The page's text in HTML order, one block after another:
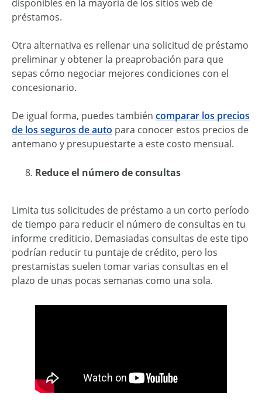
disponibles en la mayoría de los sitios web de
préstamos.
Otra alternativa es rellenar una solicitud de préstamo
preliminar y obtener la preaprobación para que
sepas cómo negociar mejores condiciones con el
concesionario.
De igual forma, puedes también comparar los precios
de los seguros de auto para conocer estos precios de
antemano y presupuestarte a este costo mensual.
Reduce el número de consultas
Limita tus solicitudes de préstamo a un corto período
de tiempo para reducir el número de consultas en tu
informe crediticio. Demasiadas consultas de este tipo
podrían reducir tu puntaje de crédito, pero los
prestamistas suelen tomar varias consultas en el
plazo de unas pocas semanas como una sola.